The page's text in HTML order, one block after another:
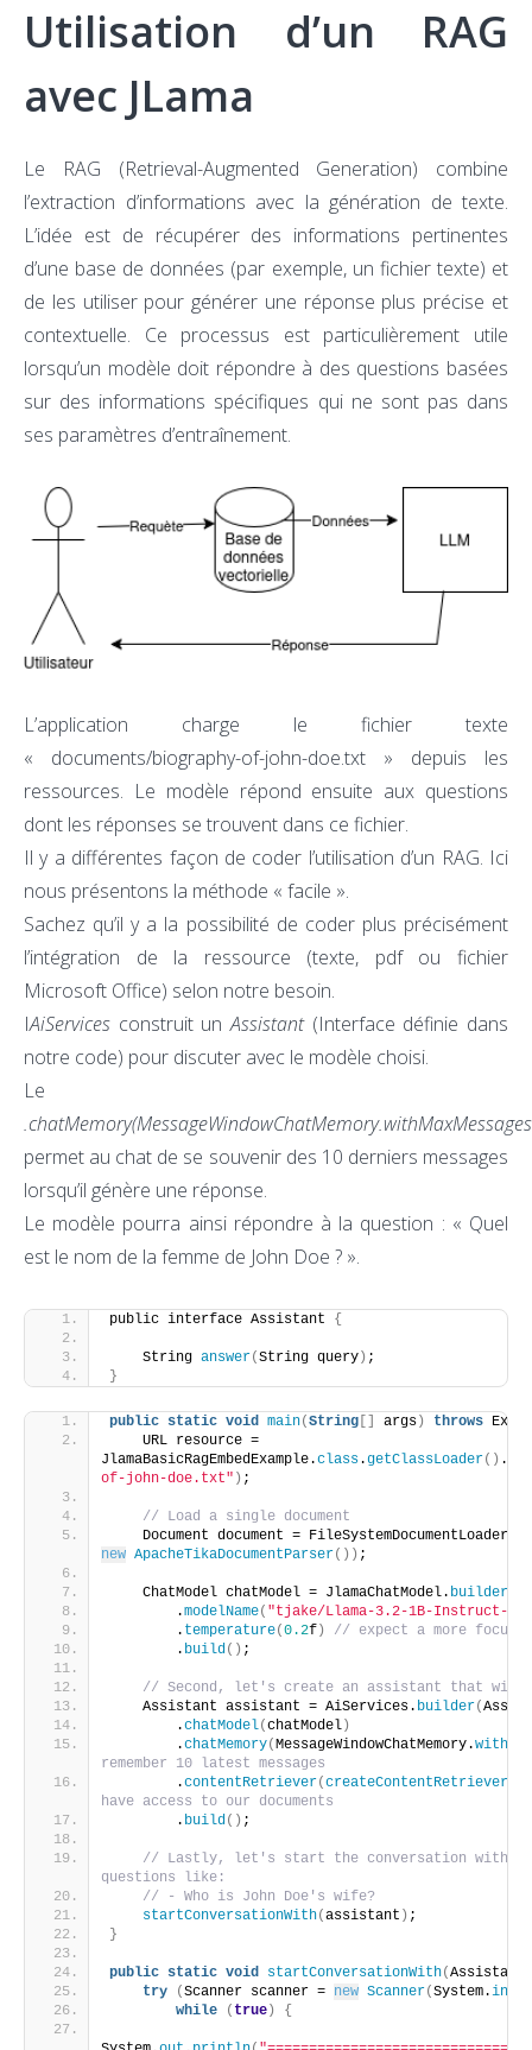
Utilisation d’un RAG
avec JLama
Le RAG (Retrieval-Augmented Generation) combine
l’extraction d’informations avec la génération de texte.
L’idée est de récupérer des informations pertinentes
d’une base de données (par exemple, un fichier texte) et
de les utiliser pour générer une réponse plus précise et
contextuelle. Ce processus est particulièrement utile
lorsqu’un modèle doit répondre à des questions basées
sur des informations spécifiques qui ne sont pas dans
ses paramètres d’entraînement.
L’application charge le fichier texte
« documents/biography-of-john-doe.txt » depuis les
ressources. Le modèle répond ensuite aux questions
dont les réponses se trouvent dans ce fichier.
Il y a différentes façon de coder l’utilisation d’un RAG. Ici
nous présentons la méthode « facile ».
Sachez qu’il y a la possibilité de coder plus précisément
l’intégration de la ressource (texte, pdf ou fichier
Microsoft Office) selon notre besoin.
IAiServices construit unAssistant(Interface définie dans
notre code) pour discuter avec le modèle choisi.
Le
permet au chat de se souvenir des 10 derniers messages
lorsqu’il génère une réponse.
Le modèle pourra ainsi répondre à la question : « Quel
est le nom de la femme de John Doe ? ».
public interface Assistant {
    String
answer(String query ) ;
}
public static void main(String args ) throws
    URL resource =
JlamaBasicRagEmbedExample.class.getClassLoader() .
of-john-doe.txt" ) ;
// Load a single document
    Document document = FileSystemDocumentLoader.
new ApacheTikaDocumentParser()) ;
    ChatModel chatModel = JlamaChatModel.
builder
        .
modelName( "tjake/Llama-3.2-1B-Instruct-
        .
temperature(0.2f )
// expect a more
        .
build() ;
// Second, let's create an assistant that will
    Assistant assistant = AiServices.
builder(
        .
chatModel(chatModel )
        .
chatMemory(MessageWindowChatMemory.
remember 10 latest messages
        .
contentRetriever(createContentRetriever
have access to our documents
        .
build() ;
// Lastly, let's start the conversation with
questions like:
// - Who is John Doe's wife?
startConversationWith(assistant ) ;
}
public static void startConversationWith(Assistant
try
(Scanner scanner = new Scanner(System.in
while
( true ) {